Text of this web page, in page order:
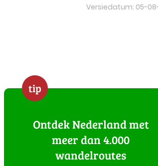
Versiedatum: 05-
tip
Ontdek Nederland met
meer dan 4.000
wandelroutes